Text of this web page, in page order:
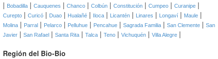
| Bobadilla | Cauquenes | Chanco | Colbún | Constitución | Cumpeo | Curanipe |
Curepto | Curicó | Duao | Hualañé | Iloca | Licantén | Linares | Longaví | Maule |
Molina | Parral | Pelarco | Pelluhue | Pencahue | Sagrada Familia | San Clemente | San
Javier | San Rafael | Santa Rita | Talca | Teno | Vichuquén | Villa Alegre |
Región del Bio-Bio